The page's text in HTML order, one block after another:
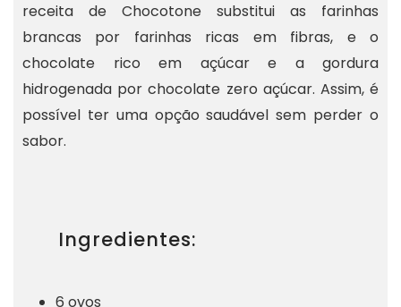
receita de Chocotone substitui as farinhas
brancas por farinhas ricas em fibras, e o
chocolate rico em açúcar e a gordura
hidrogenada por chocolate zero açúcar. Assim, é
possível ter uma opção saudável sem perder o
sabor.
Ingredientes:
6 ovos